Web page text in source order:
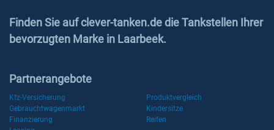
Finden Sie auf clever-tanken.de die Tankstellen Ihrer
bevorzugten Marke in Laarbeek.
Partnerangebote
Kfz-Versicherung
Produktvergleich
Gebrauchtwagenmarkt
Kindersitze
Finanzierung
Reifen